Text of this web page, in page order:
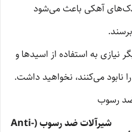
آهکی باعث می‌شود
نیازی به استفاده از اسیدها و
نابود می‌کنند، نخواهید داشت.
رسوب
شیرآلات ضد رسوب (Anti-